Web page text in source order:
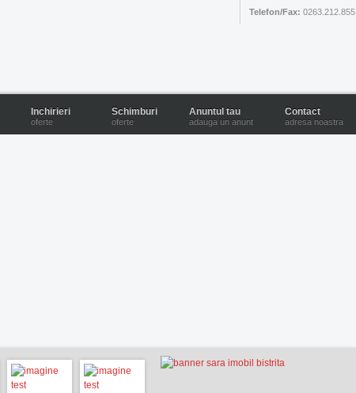
Telefon/Fax: 0263.212.855
Inchirieri
oferte
Schimburi
oferte
Anuntul tau
adauga un anunt
Contact
adresa noastra